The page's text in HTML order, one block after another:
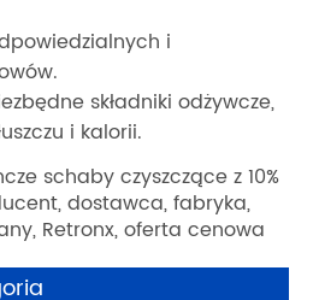
i
składniki odżywcze,
i kalorii.
schaby czyszczące z 10%
dostawca, fabryka,
Retronx, oferta cenowa